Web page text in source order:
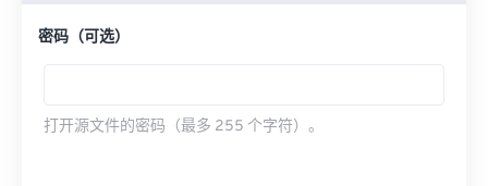
密码（可选）
打开源文件的密码（最多 255 个字符）。